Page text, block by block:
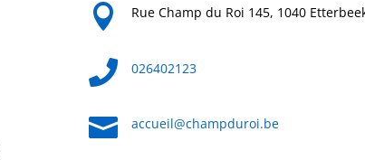
 Rue Champ du Roi 145, 1040
 026402123
 accueil@champduroi.be